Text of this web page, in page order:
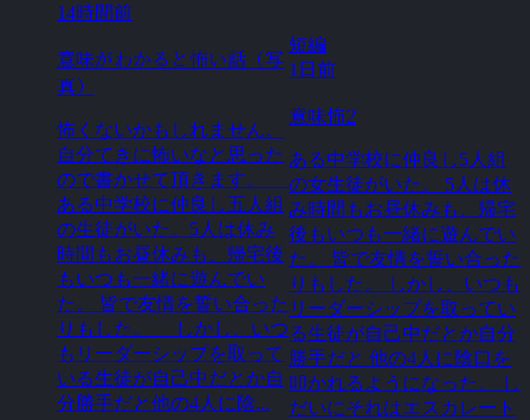
14時間前
意味がわかると怖い話（写
真）
怖くないかもしれません。
自分てきに怖いなと思った
ので書かせて頂きます。
ある中学校に仲良し五人組
の生徒がいた。5人は休み
時間もお昼休みも、帰宅後
もいつも一緒に遊んでい
た。 皆で友情を誓い合った
りもした。 しかし、いつ
もリーダーシップを取って
いる生徒が自己中だとか自
分勝手だと他の4人に陰...
短編
1日前
意味怖2
ある中学校に仲良し5人組
の女生徒がいた。 5人は休
み時間もお昼休みも、帰宅
後もいつも一緒に遊んでい
た。 皆で友情を誓い合った
りもした。 しかし、いつも
リーダーシップを取ってい
る生徒が自己中だとか自分
勝手だと 他の4人に陰口を
叩かれるようになった。 し
だいにそれはエスカレート